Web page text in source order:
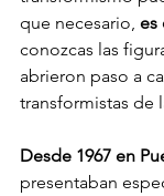
que necesario, es
conozcas las
abrieron paso a
transformistas de
Desde 1967 en
presentaban